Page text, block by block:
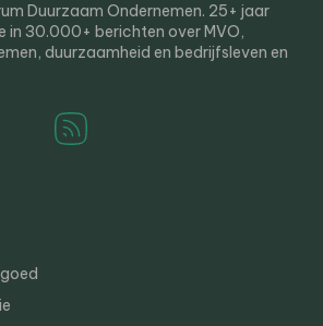
Duurzaam Ondernemen. 25+ jaar
in 30.000+ berichten over MVO,
duurzaamheid en bedrijfsleven en